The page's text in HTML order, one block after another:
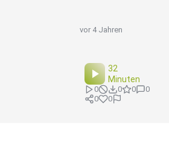
vor 4 Jahren
32
Minuten
0 0 0
0
0
0